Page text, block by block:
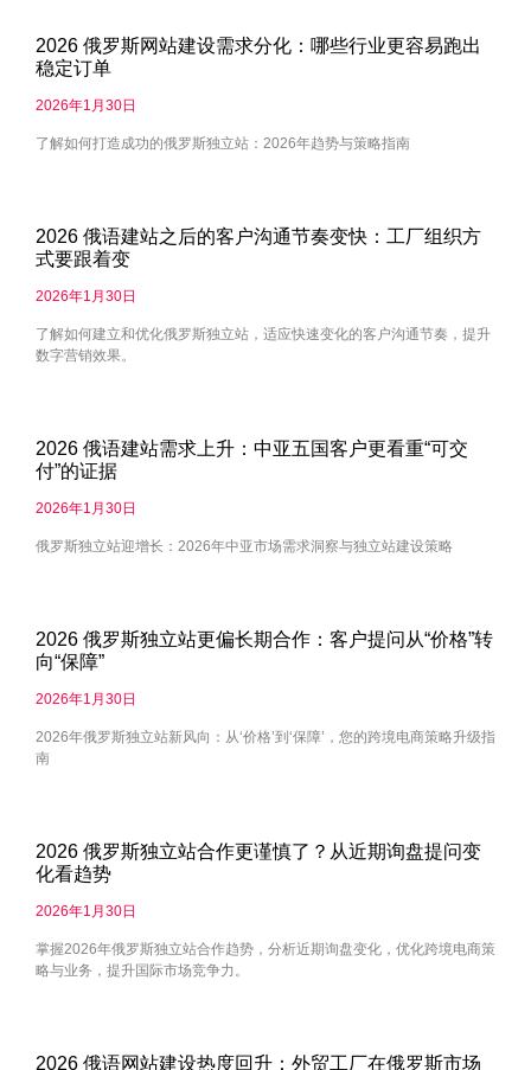
2026 俄罗斯网站建设需求分化：哪些行业更容易跑出
稳定订单
2026年1月30日
了解如何打造成功的俄罗斯独立站：2026年趋势与策略指南
2026 俄语建站之后的客户沟通节奏变快：工厂组织方
式要跟着变
2026年1月30日
了解如何建立和优化俄罗斯独立站，适应快速变化的客户沟通节奏，提升
数字营销效果。
2026 俄语建站需求上升：中亚五国客户更看重“可交
付”的证据
2026年1月30日
俄罗斯独立站迎增长：2026年中亚市场需求洞察与独立站建设策略
2026 俄罗斯独立站更偏长期合作：客户提问从“价格”转
向“保障”
2026年1月30日
2026年俄罗斯独立站新风向：从‘价格’到‘保障’，您的跨境电商策略升级指
南
2026 俄罗斯独立站合作更谨慎了？从近期询盘提问变
化看趋势
2026年1月30日
掌握2026年俄罗斯独立站合作趋势，分析近期询盘变化，优化跨境电商策
略与业务，提升国际市场竞争力。
2026 俄语网站建设热度回升：外贸工厂在俄罗斯市场